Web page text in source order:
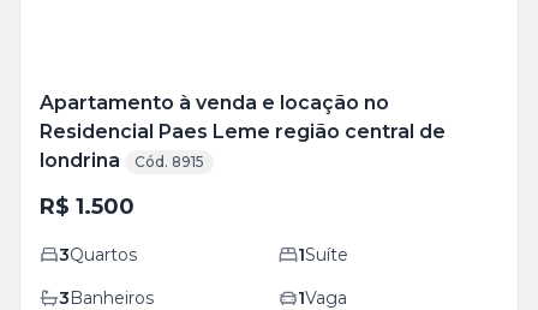
Apartamento à venda e locação no
Residencial Paes Leme região central de
londrina
Cód. 8915
R$ 1.500
3Quartos 1Suíte
3Banheiros 1Vaga